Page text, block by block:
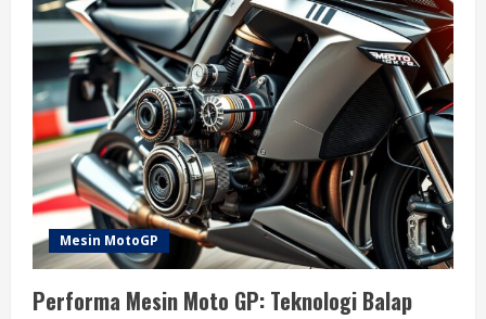
Mesin MotoGP
Performa Mesin Moto GP: Teknologi Balap